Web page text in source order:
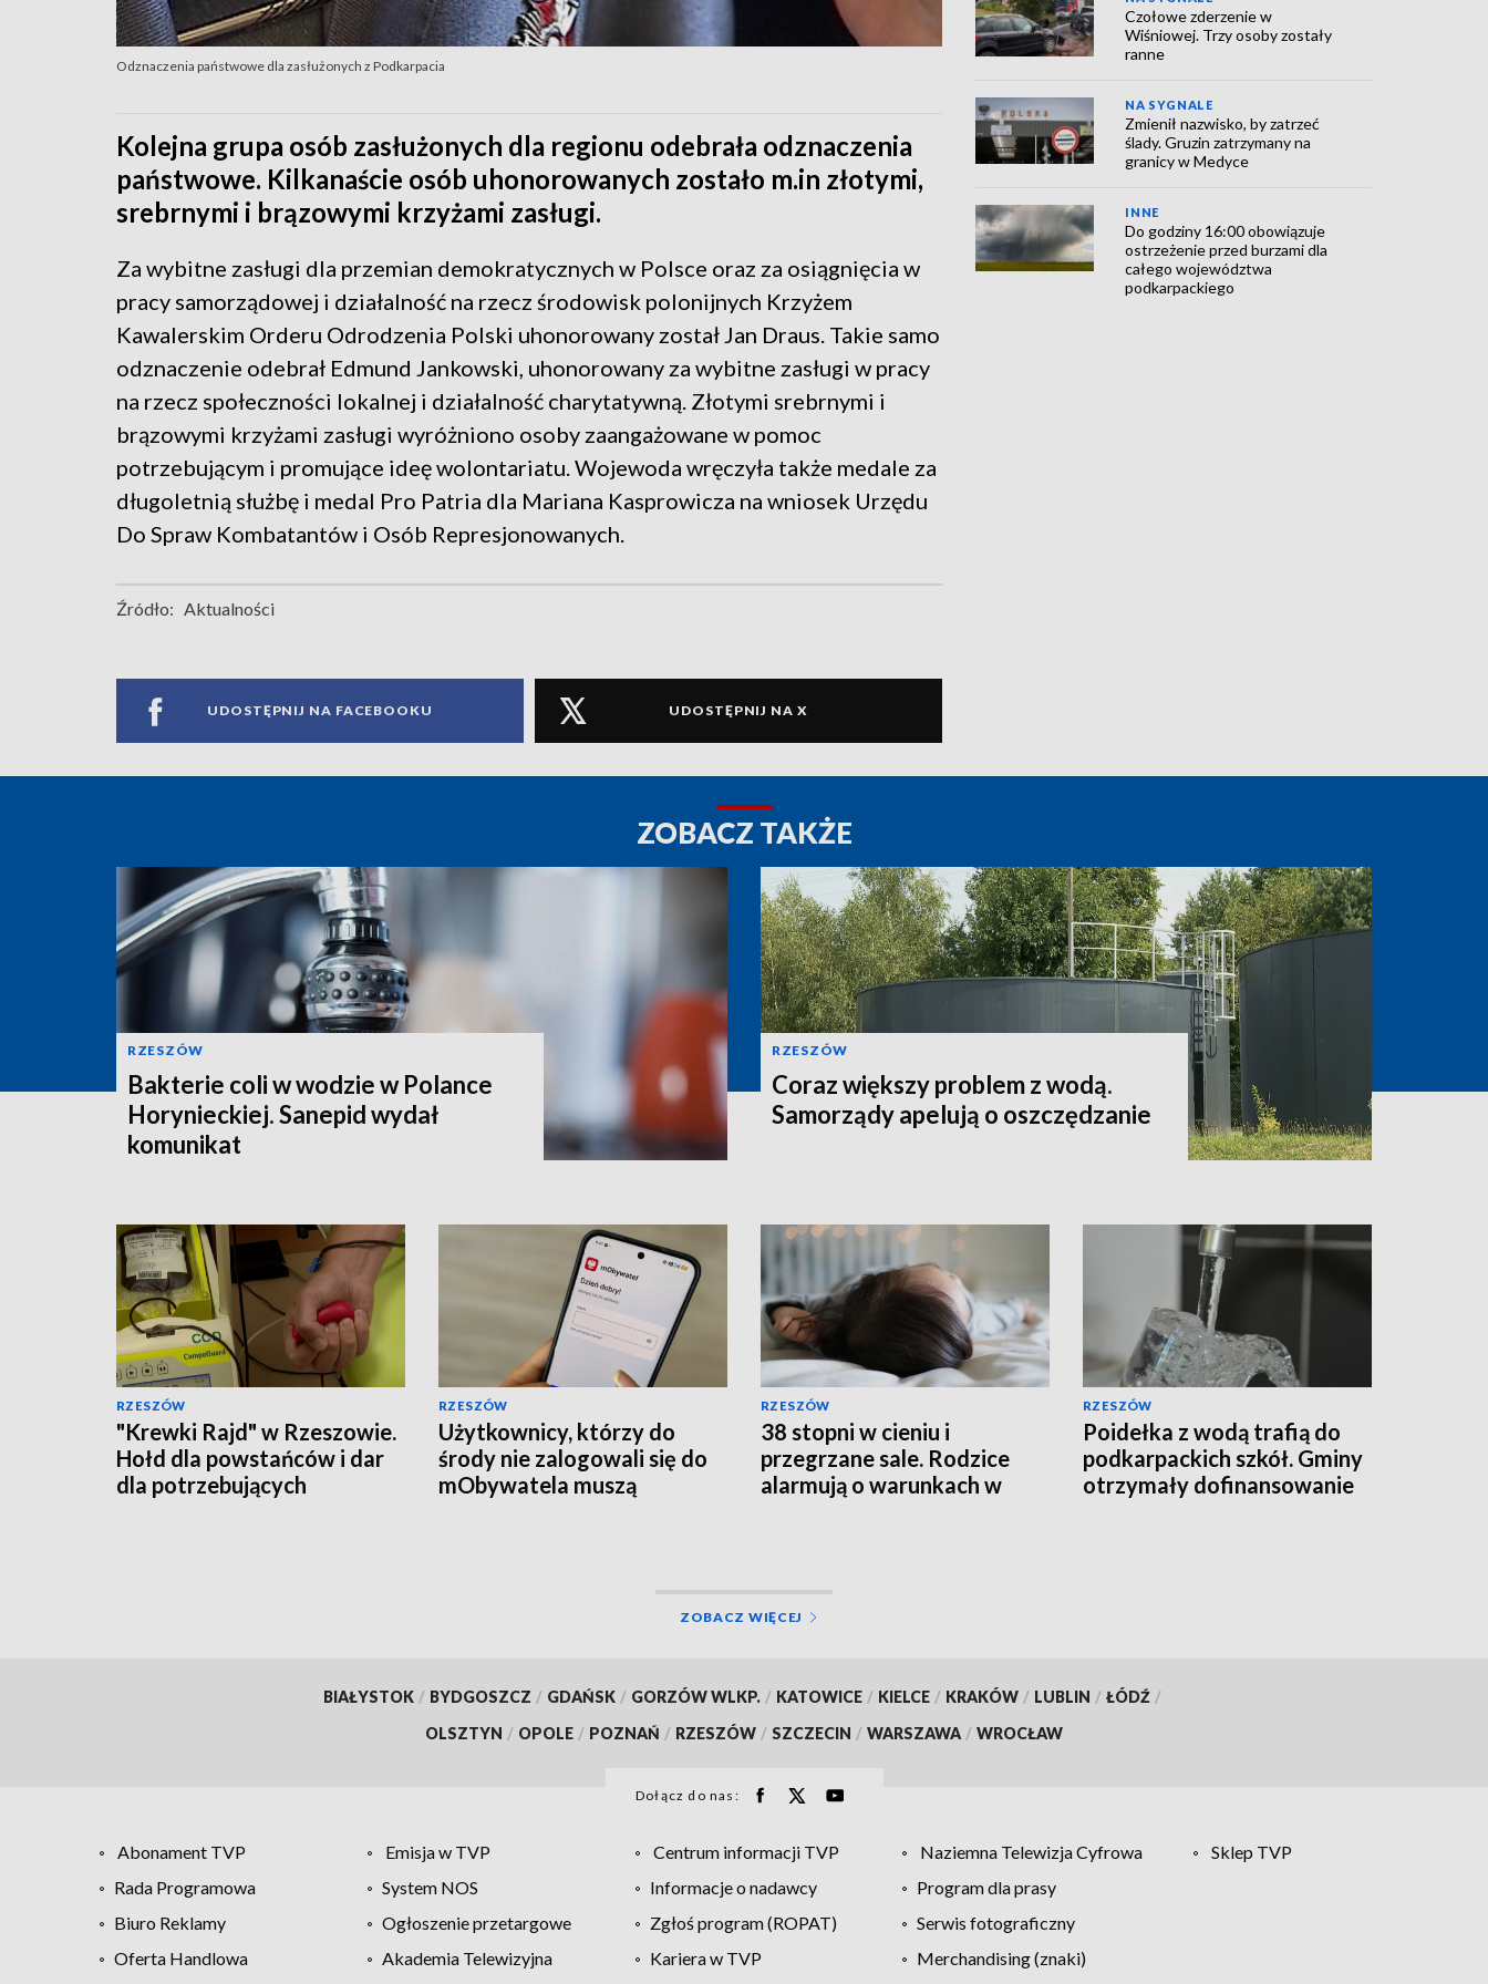
Odznaczenia państwowe dla zasłużonych z Podkarpacia
Kolejna grupa osób zasłużonych dla regionu odebrała odznaczenia
państwowe. Kilkanaście osób uhonorowanych zostało m.in złotymi,
srebrnymi i brązowymi krzyżami zasługi.
Za wybitne zasługi dla przemian demokratycznych w Polsce oraz za osiągnięcia w
pracy samorządowej i działalność na rzecz środowisk polonijnych Krzyżem
Kawalerskim Orderu Odrodzenia Polski uhonorowany został Jan Draus. Takie samo
odznaczenie odebrał Edmund Jankowski, uhonorowany za wybitne zasługi w pracy
na rzecz społeczności lokalnej i działalność charytatywną. Złotymi srebrnymi i
brązowymi krzyżami zasługi wyróżniono osoby zaangażowane w pomoc
potrzebującym i promujące ideę wolontariatu. Wojewoda wręczyła także medale za
długoletnią służbę i medal Pro Patria dla Mariana Kasprowicza na wniosek Urzędu
Do Spraw Kombatantów i Osób Represjonowanych.
Źródło: Aktualności
UDOSTĘPNIJ NA FACEBOOKU UDOSTĘPNIJ NA X
Czołowe zderzenie w
Wiśniowej. Trzy osoby zostały
ranne
NA SYGNALE
Zmienił nazwisko, by zatrzeć
ślady. Gruzin zatrzymany na
granicy w Medyce
INNE
Do godziny 16:00 obowiązuje
ostrzeżenie przed burzami dla
całego województwa
podkarpackiego
ZOBACZ TAKŻE
RZESZÓW
Bakterie coli w wodzie w Polance
Horynieckiej. Sanepid wydał
komunikat
RZESZÓW
Coraz większy problem z wodą.
Samorządy apelują o oszczędzanie
RZESZÓW
"Krewki Rajd" w Rzeszowie.
Hołd dla powstańców i dar
dla potrzebujących
RZESZÓW
Użytkownicy, którzy do
środy nie zalogowali się do
mObywatela muszą
RZESZÓW
38 stopni w cieniu i
przegrzane sale. Rodzice
alarmują o warunkach w
RZESZÓW
Poidełka z wodą trafią do
podkarpackich szkół. Gminy
otrzymały dofinansowanie
ZOBACZ WIĘCEJ
BIAŁYSTOK / BYDGOSZCZ / GDAŃSK / GORZÓW WLKP. / KATOWICE / KIELCE / KRAKÓW / LUBLIN / ŁÓDŹ /
OLSZTYN / OPOLE / POZNAŃ / RZESZÓW / SZCZECIN / WARSZAWA / WROCŁAW
Dołącz do nas:
Abonament TVP Emisja w TVP Centrum informacji TVP Naziemna Telewizja Cyfrowa
Sklep TVP
Rada Programowa
System NOS Informacje o nadawcy
Program dla prasy
Biuro Reklamy
Ogłoszenie przetargowe Zgłoś program (ROPAT)
Serwis fotograficzny
Oferta Handlowa
Akademia Telewizyjna Kariera w TVP
Merchandising (znaki)